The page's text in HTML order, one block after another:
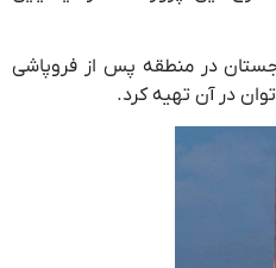
در منطقه پس از فروپاشی
در آن تهیه کرد.